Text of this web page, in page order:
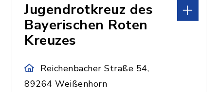
Jugendrotkreuz des
Bayerischen Roten
Kreuzes
Reichenbacher Straße 54,
89264 Weißenhorn